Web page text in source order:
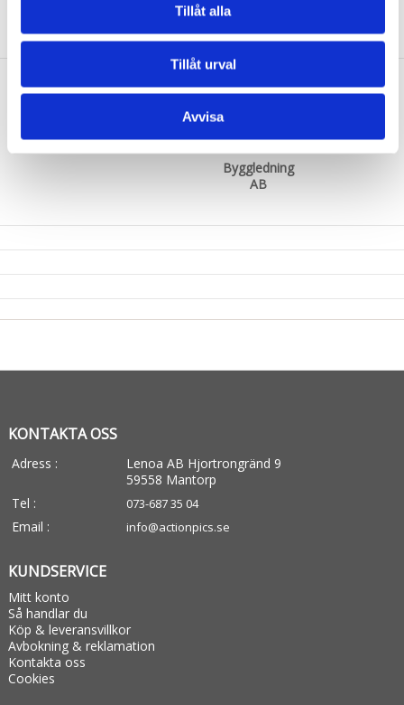
Tillåt alla
Tillåt urval
Avvisa
Besiktning
Byggledning
AB
KONTAKTA OSS
Adress :
Lenoa AB Hjortrongränd 9
59558 Mantorp
Tel :
073-687 35 04
Email : info@actionpics.se
KUNDSERVICE
Mitt konto
Så handlar du
Köp & leveransvillkor
Avbokning & reklamation
Kontakta oss
Cookies